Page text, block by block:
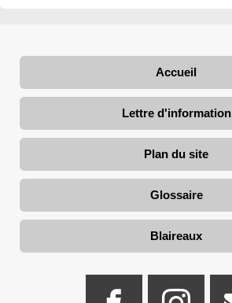
Accueil
Lettre d'information
Plan du site
Glossaire
Blaireaux